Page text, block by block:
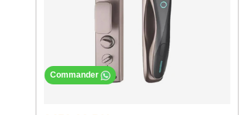
Commander